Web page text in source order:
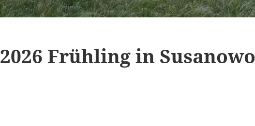
2026 Frühling in Susanowo